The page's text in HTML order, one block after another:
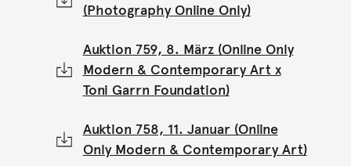
(Photography Online Only)
Auktion 759, 8. März (Online Only
Modern & Contemporary Art x
Toni Garrn Foundation)
Auktion 758, 11. Januar (Online
Only Modern & Contemporary Art)